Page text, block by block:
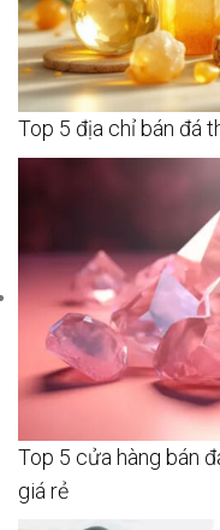
Top 5 địa chỉ bán đá
Top 5 cửa hàng bán
giá rẻ